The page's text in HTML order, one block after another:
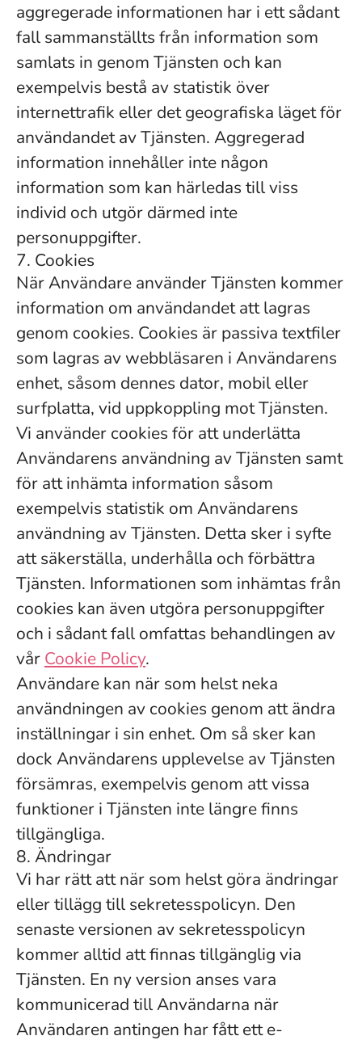
aggregerade informationen har i ett sådant
fall sammanställts från information som
samlats in genom Tjänsten och kan
exempelvis bestå av statistik över
internettrafik eller det geografiska läget för
användandet av Tjänsten. Aggregerad
information innehåller inte någon
information som kan härledas till viss
individ och utgör därmed inte
personuppgifter.
7. Cookies
När Användare använder Tjänsten kommer
information om användandet att lagras
genom cookies. Cookies är passiva textfiler
som lagras av webbläsaren i Användarens
enhet, såsom dennes dator, mobil eller
surfplatta, vid uppkoppling mot Tjänsten.
Vi använder cookies för att underlätta
Användarens användning av Tjänsten samt
för att inhämta information såsom
exempelvis statistik om Användarens
användning av Tjänsten. Detta sker i syfte
att säkerställa, underhålla och förbättra
Tjänsten. Informationen som inhämtas från
cookies kan även utgöra personuppgifter
och i sådant fall omfattas behandlingen av
vår Cookie Policy.
Användare kan när som helst neka
användningen av cookies genom att ändra
inställningar i sin enhet. Om så sker kan
dock Användarens upplevelse av Tjänsten
försämras, exempelvis genom att vissa
funktioner i Tjänsten inte längre finns
tillgängliga.
8. Ändringar
Vi har rätt att när som helst göra ändringar
eller tillägg till sekretesspolicyn. Den
senaste versionen av sekretesspolicyn
kommer alltid att finnas tillgänglig via
Tjänsten. En ny version anses vara
kommunicerad till Användarna när
Användaren antingen har fått ett e-